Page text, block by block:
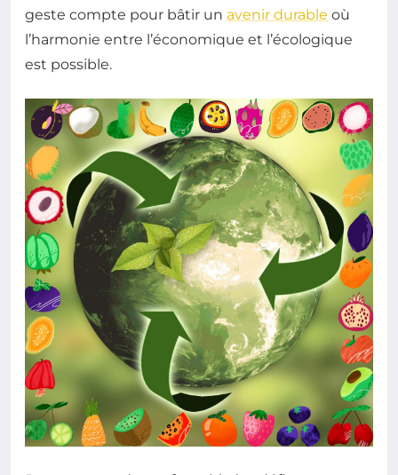
geste compte pour bâtir un avenir durable où
l’harmonie entre l’économique et l’écologique
est possible.